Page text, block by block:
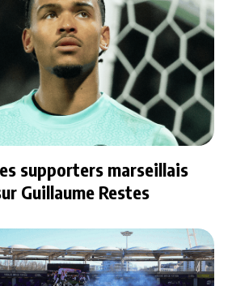
supporters marseillais
Guillaume Restes